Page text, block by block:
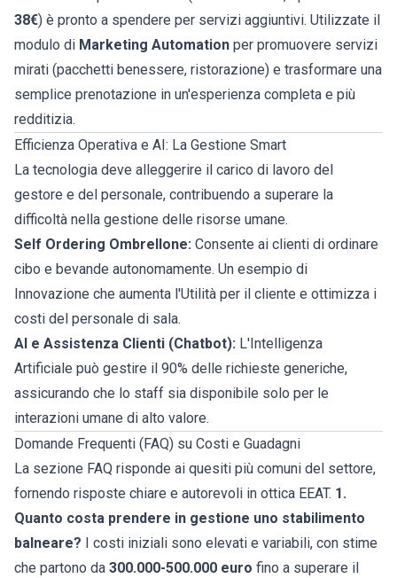
38€) è pronto a spendere per servizi aggiuntivi. Utilizzate il
modulo di Marketing Automation per promuovere servizi
mirati (pacchetti benessere, ristorazione) e trasformare una
semplice prenotazione in un'esperienza completa e più
redditizia.
Efficienza Operativa e AI: La Gestione Smart
La tecnologia deve alleggerire il carico di lavoro del
gestore e del personale, contribuendo a superare la
difficoltà nella gestione delle risorse umane.
Self Ordering Ombrellone: Consente ai clienti di ordinare
cibo e bevande autonomamente. Un esempio di
Innovazione che aumenta l'Utilità per il cliente e ottimizza i
costi del personale di sala.
AI e Assistenza Clienti (Chatbot): L'Intelligenza
Artificiale può gestire il 90% delle richieste generiche,
assicurando che lo staff sia disponibile solo per le
interazioni umane di alto valore.
Domande Frequenti (FAQ) su Costi e Guadagni
La sezione FAQ risponde ai quesiti più comuni del settore,
fornendo risposte chiare e autorevoli in ottica EEAT. 1.
Quanto costa prendere in gestione uno stabilimento
balneare? I costi iniziali sono elevati e variabili, con stime
che partono da 300.000-500.000 euro fino a superare il